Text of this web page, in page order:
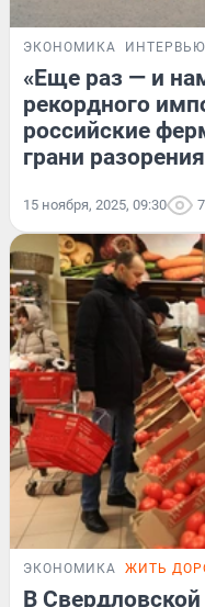
ЭКОНОМИКА ИНТЕРВЬЮ
«Еще раз — и
рекордного
российские
грани разорения
15 ноября, 2025, 09:30
ЭКОНОМИКА ЖИТЬ
В